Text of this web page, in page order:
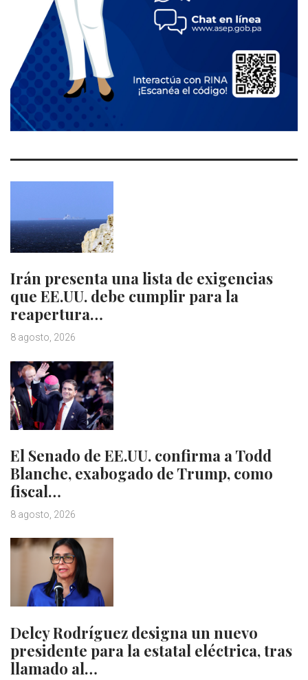
Irán presenta una lista de exigencias
que EE.UU. debe cumplir para la
reapertura…
8 agosto, 2026
El Senado de EE.UU. confirma a Todd
Blanche, exabogado de Trump, como
fiscal…
8 agosto, 2026
Delcy Rodríguez designa un nuevo
presidente para la estatal eléctrica, tras
llamado al…